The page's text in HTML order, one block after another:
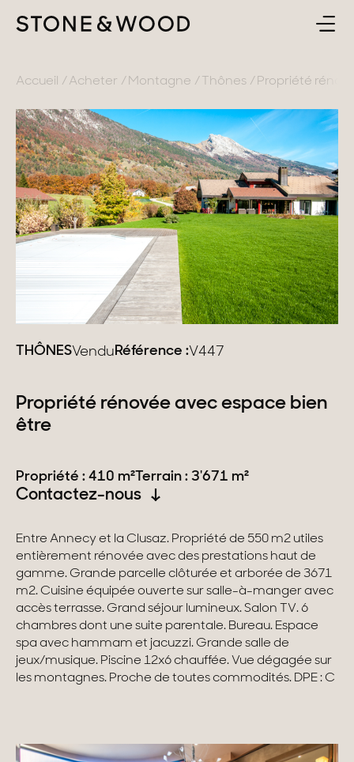
ESTIMER & VENDRE
L'AGENCE
CONTACT
France
Lac d'Annecy
Genevois
Pays de Gex
Montagne
Lac du Bourget
Alpes Suisses
Nos collections
Propriétés de caractère
Villas modernes
Accueil Acheter Montagne Thônes Propriété
THÔNESVendu Référence :V447
Propriété rénovée avec espace bien
être
Propriété : 410 m²Terrain : 3'671 m²
Contactez-nous
Entre Annecy et la Clusaz. Propriété de 550 m2 utiles
entièrement rénovée avec des prestations haut de
gamme. Grande parcelle clôturée et arborée de 3671
m2. Cuisine équipée ouverte sur salle-à-manger avec
accès terrasse. Grand séjour lumineux. Salon TV. 6
chambres dont une suite parentale. Bureau. Espace
spa avec hammam et jacuzzi. Grande salle de
jeux/musique. Piscine 12x6 chauffée. Vue dégagée sur
les montagnes. Proche de toutes commodités. DPE : C